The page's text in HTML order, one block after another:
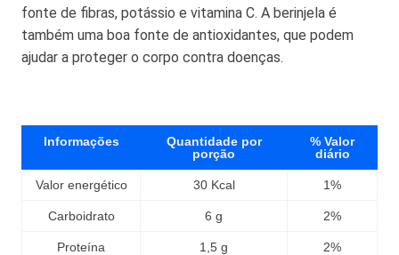
fonte de fibras, potássio e vitamina C. A berinjela é
também uma boa fonte de antioxidantes, que podem
ajudar a proteger o corpo contra doenças.
Informações
Quantidade por
porção
% Valor
diário
Valor energético 30 Kcal 1%
Carboidrato 6 g 2%
Proteína 1,5 g 2%